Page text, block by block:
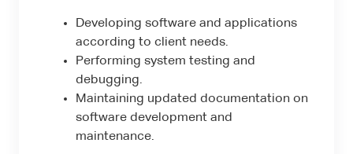
Developing software and applications
according to client needs.
Performing system testing and
debugging.
Maintaining updated documentation on
software development and
maintenance.